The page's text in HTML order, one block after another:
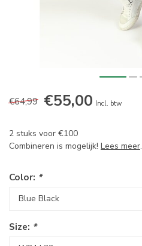
€64,99 €55,00 Incl. btw
2 stuks voor €100
Combineren is mogelijk! Lees meer.
Color: *
Size: *